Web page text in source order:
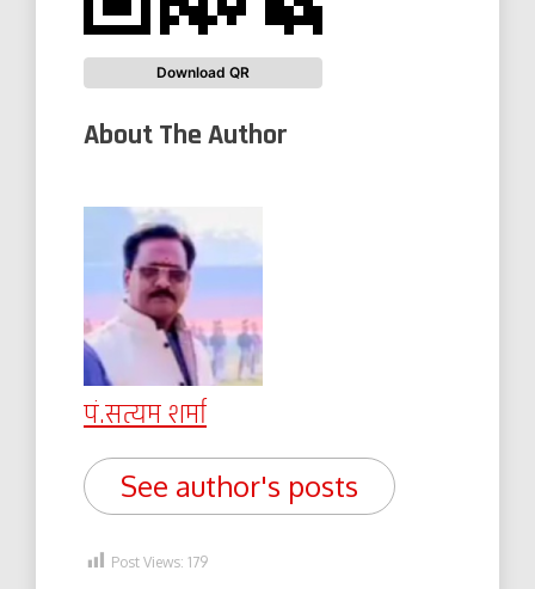
Download QR
About The Author
पं.सत्यम शर्मा
See author's posts
Post Views: 179